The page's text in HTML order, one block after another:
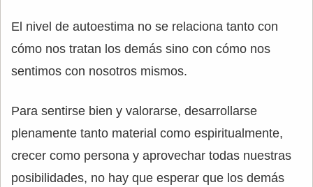
El nivel de autoestima no se relaciona tanto con
cómo nos tratan los demás sino con cómo nos
sentimos con nosotros mismos.
Para sentirse bien y valorarse, desarrollarse
plenamente tanto material como espiritualmente,
crecer como persona y aprovechar todas nuestras
posibilidades, no hay que esperar que los demás